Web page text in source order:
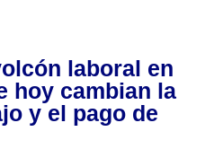
laboral en
hoy cambian la
y el pago de